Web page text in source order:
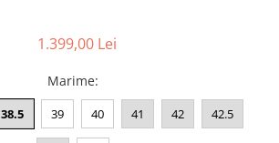
1.399,00 Lei
Marime:
38.5 39 40 41 42 42.5